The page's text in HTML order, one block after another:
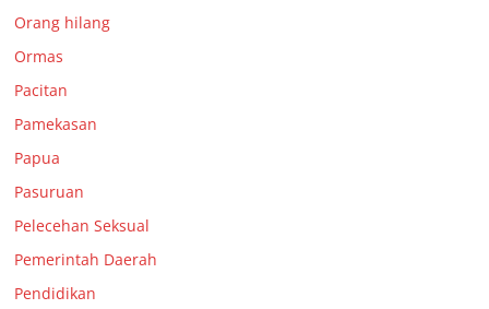
Orang hilang
Ormas
Pacitan
Pamekasan
Papua
Pasuruan
Pelecehan Seksual
Pemerintah Daerah
Pendidikan